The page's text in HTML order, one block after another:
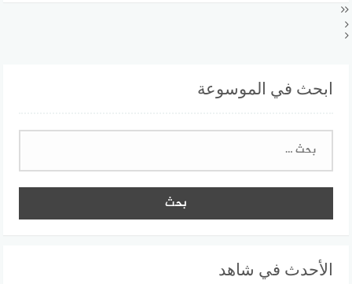
ابحث في الموسوعة
البحث
الأحدث في شاهد